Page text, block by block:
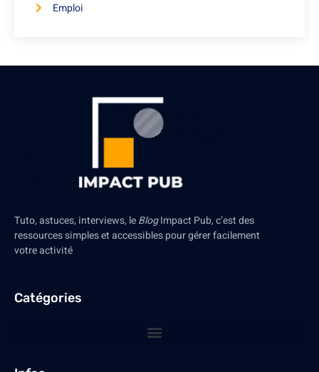
Emploi
Tuto, astuces, interviews, leBlogImpact Pub, c’est des
ressources simples et accessibles pour gérer facilement
votre activité
Catégories